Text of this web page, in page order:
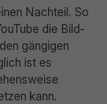
Nachteil. So
die Bild-
gängigen
ist es
kann.